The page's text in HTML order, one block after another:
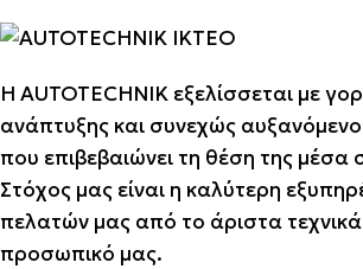
Η ΑUTOTECHNIK εξελίσσεται με
ανάπτυξης και συνεχώς
που επιβεβαιώνει τη θέση της μέσα
Στόχος μας είναι η καλύτερη
πελατών μας από το άριστα
προσωπικό μας.